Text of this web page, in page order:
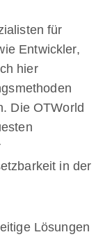
für
Entwickler,
hier
Die OTWorld
in der
Lösungen